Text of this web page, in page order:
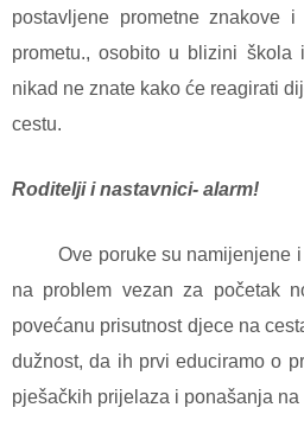
postavljene prometne
prometu., osobito u blizini škola
nikad ne znate kako će reagirati
cestu.
Roditelji i nastavnici- alarm!
Ove poruke su namijenjene i
na problem vezan za početak
povećanu prisutnost djece na
dužnost, da ih prvi educiramo o
pješačkih prijelaza i ponašanja na